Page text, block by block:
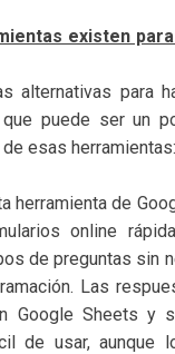
existen
alternativas para
puede ser un
esas herramientas:
herramienta de
online
de preguntas sin
Las
Google Sheets y
de usar, aunque